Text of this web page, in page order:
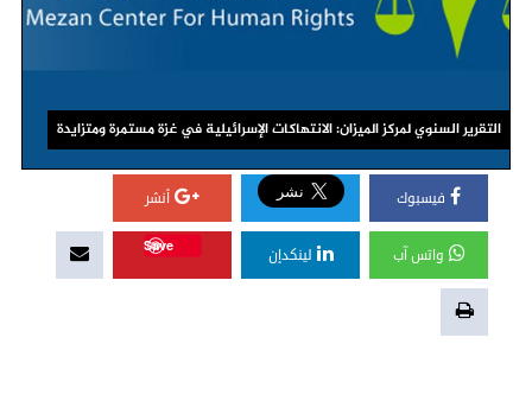
التقرير السنوي لمركز الميزان: الانتهاكات الإسرائيلية في غزة مستمرة ومتزايدة
فيسبوك أنشر
واتس آب لينكدإن
Save